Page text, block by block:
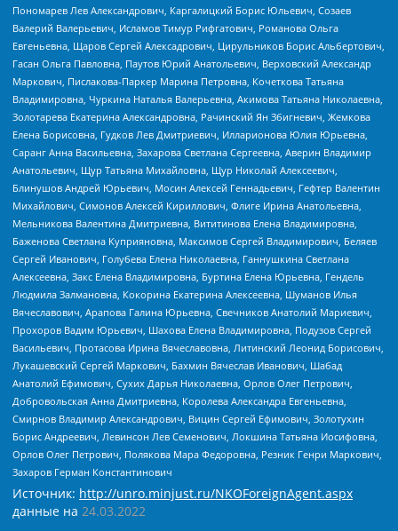
Пономарев Лев Александрович, Каргалицкий Борис Юльевич, Созаев
Валерий Валерьевич, Исламов Тимур Рифгатович, Романова Ольга
Евгеньевна, Щаров Сергей Алексадрович, Цирульников Борис Альбертович,
Гасан Ольга Павловна, Паутов Юрий Анатольевич, Верховский Александр
Маркович, Пислакова-Паркер Марина Петровна, Кочеткова Татьяна
Владимировна, Чуркина Наталья Валерьевна, Акимова Татьяна Николаевна,
Золотарева Екатерина Александровна, Рачинский Ян Збигневич, Жемкова
Елена Борисовна, Гудков Лев Дмитриевич, Илларионова Юлия Юрьевна,
Саранг Анна Васильевна, Захарова Светлана Сергеевна, Аверин Владимир
Анатольевич, Щур Татьяна Михайловна, Щур Николай Алексеевич,
Блинушов Андрей Юрьевич, Мосин Алексей Геннадьевич, Гефтер Валентин
Михайлович, Симонов Алексей Кириллович, Флиге Ирина Анатольевна,
Мельникова Валентина Дмитриевна, Вититинова Елена Владимировна,
Баженова Светлана Куприяновна, Максимов Сергей Владимирович, Беляев
Сергей Иванович, Голубева Елена Николаевна, Ганнушкина Светлана
Алексеевна, Закс Елена Владимировна, Буртина Елена Юрьевна, Гендель
Людмила Залмановна, Кокорина Екатерина Алексеевна, Шуманов Илья
Вячеславович, Арапова Галина Юрьевна, Свечников Анатолий Мариевич,
Прохоров Вадим Юрьевич, Шахова Елена Владимировна, Подузов Сергей
Васильевич, Протасова Ирина Вячеславовна, Литинский Леонид Борисович,
Лукашевский Сергей Маркович, Бахмин Вячеслав Иванович, Шабад
Анатолий Ефимович, Сухих Дарья Николаевна, Орлов Олег Петрович,
Добровольская Анна Дмитриевна, Королева Александра Евгеньевна,
Смирнов Владимир Александрович, Вицин Сергей Ефимович, Золотухин
Борис Андреевич, Левинсон Лев Семенович, Локшина Татьяна Иосифовна,
Орлов Олег Петрович, Полякова Мара Федоровна, Резник Генри Маркович,
Захаров Герман Константинович
Источник: http://unro.minjust.ru/NKOForeignAgent.aspx
данные на 24.03.2022